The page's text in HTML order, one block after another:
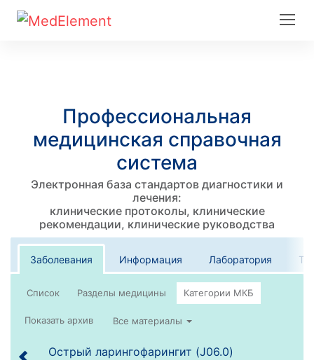
Профессиональная
медицинская справочная
система
Электронная база стандартов диагностики и
лечения:
клинические протоколы, клинические
рекомендации, клинические руководства
Заболевания Информация Лаборатория
Список
Все материалы
Острый ларингофарингит (J06.0)